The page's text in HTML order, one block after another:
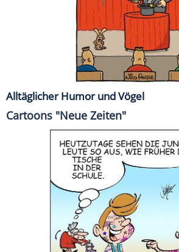
Alltäglicher Humor und Vögel
Cartoons "Neue Zeiten"